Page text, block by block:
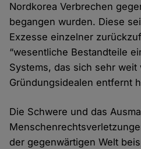
Nordkorea Verbrechen
begangen wurden. Diese
Exzesse einzelner
“wesentliche Bestandteile
Systems, das sich sehr
Gründungsidealen entfernt
Die Schwere und das
der gegenwärtigen Welt